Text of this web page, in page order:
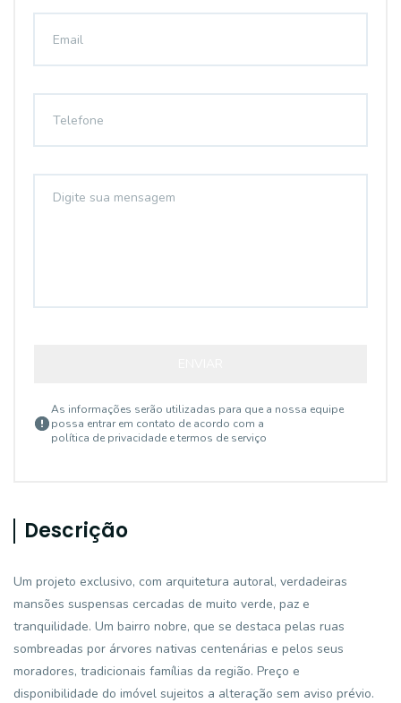
As informações serão utilizadas para que a nossa equipe
possa entrar em contato de acordo com a
política de privacidade e termos de serviço
Descrição
Um projeto exclusivo, com arquitetura autoral, verdadeiras
mansões suspensas cercadas de muito verde, paz e
tranquilidade. Um bairro nobre, que se destaca pelas ruas
sombreadas por árvores nativas centenárias e pelos seus
moradores, tradicionais famílias da região. Preço e
disponibilidade do imóvel sujeitos a alteração sem aviso prévio.